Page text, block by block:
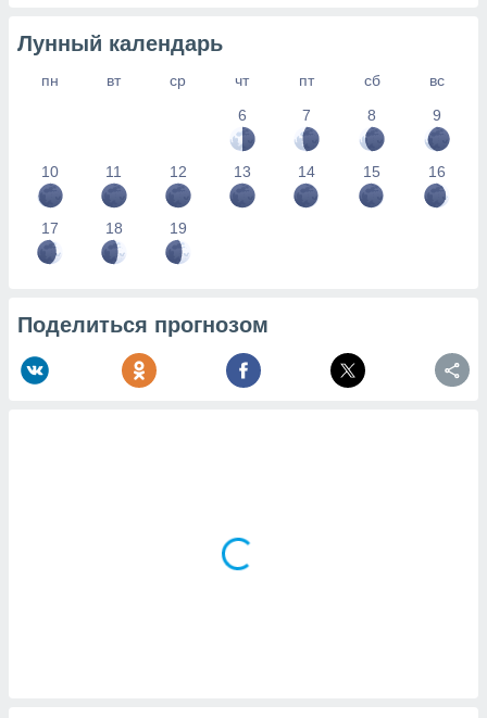
Лунный календарь
пн вт ср чт пт сб
вс
6
7 8 9
10 11 12 13 14 15 16
17 18 19
Поделиться прогнозом